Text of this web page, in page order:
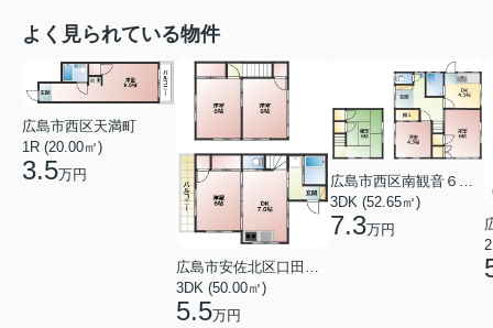
よく見られている物件
広島市西区天満町
1R (20.00㎡)
3.5万円
広島市安佐北区口田１丁目
3DK (50.00㎡)
5.5万円
3DK (52.65㎡)
7.3万円